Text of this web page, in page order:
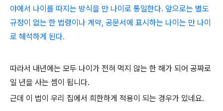
야에서 나이를 따지는 방식을 만 나이로 통일한다. 앞으로는 별도
규정이 없는 한 법령이나 계약, 공문서에 표시하는 나이는 만 나이
로 해석하게 된다.
따라서 내년에는 모두 나이가 전혀 먹지 않는 한 해가 되어 공짜로
일 년을 사는 셈이 됩니다.
근데 이 법이 우리 집에서 희한하게 적용이 되는 경우가 있네요.